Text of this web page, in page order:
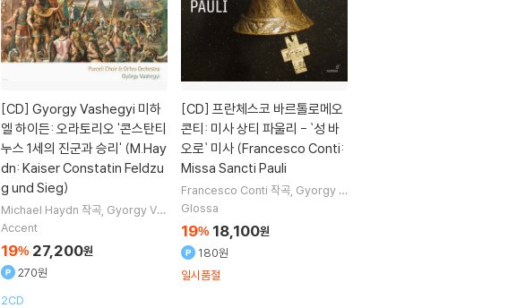
[CD] Gyorgy Vashegyi 미하
엘 하이든: 오라토리오 '콘스탄티
누스 1세의 진군과 승리' (M.Hay
dn: Kaiser Constatin Feldzu
g und Sieg)
Michael Haydn 작곡 Gyorgy Vas
hegyi지휘
Accent
19% 27,200원
270원
2CD
[CD] 프란체스코 바르톨로메오
콘티: 미사 상티 파울리 - `성 바
오로` 미사 (Francesco Conti:
Missa Sancti Pauli
Francesco Conti 작곡 Gyorgy V
ashegyi
Glossa
19% 18,100원
180원
일시품절